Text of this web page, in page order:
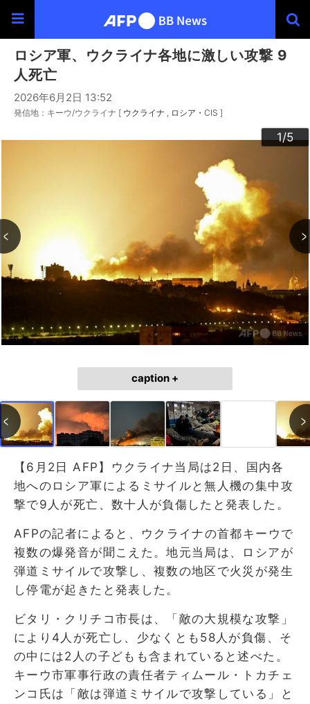
ロシア軍、ウクライナ各地に激しい攻撃 9
人死亡
2026年6月2日 13:52
発信地：キーウ/ウクライナ [ ウクライナ ロシア・CIS ]
1/5
2/5
3/5
4/5
5/5
caption +
【6月2日 AFP】ウクライナ当局は2日、国内各
地へのロシア軍によるミサイルと無人機の集中攻
撃で9人が死亡、数十人が負傷したと発表した。
AFPの記者によると、ウクライナの首都キーウで
複数の爆発音が聞こえた。地元当局は、ロシアが
弾道ミサイルで攻撃し、複数の地区で火災が発生
し停電が起きたと発表した。
ビタリ・クリチコ市長は、「敵の大規模な攻撃」
により4人が死亡し、少なくとも58人が負傷、そ
の中には2人の子どもも含まれていると述べた。
キーウ市軍事行政の責任者ティムール・トカチェ
ンコ氏は「敵は弾道ミサイルで攻撃している」と